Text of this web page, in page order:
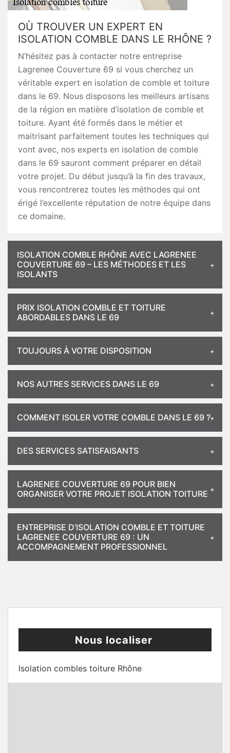
OÙ TROUVER UN EXPERT EN
ISOLATION COMBLE DANS LE RHÔNE ?
N’hésitez pas à contacter notre entreprise
Lagrenee Couverture 69 si vous cherchez un
véritable expert en isolation de comble et toiture
dans le 69. Nous disposons les meilleurs artisans
de la région en matière d’isolation de comble et
toiture. Ayant été formés dans le métier et
maitrisant parfaitement toutes les techniques qui
vont avec, nos experts en isolation de comble
dans le 69 sauront comment préparer en détail
votre projet. Du début jusqu’à la fin des travaux,
vous rencontrerez toutes les méthodes qui ont
érigé l’excellente réputation de notre équipe dans
ce domaine.
ISOLATION COMBLE RHÔNE AVEC LAGRENEE
COUVERTURE 69 – LES MÉTHODES ET LES
ISOLANTS
PRIX ISOLATION COMBLE ET TOITURE
ABORDABLES DANS LE 69
TOUJOURS À VOTRE DISPOSITION
NOS AUTRES SERVICES DANS LE 69
COMMENT ISOLER VOTRE COMBLE DANS LE 69 ?
DES SERVICES SATISFAISANTS
LAGRENEE COUVERTURE 69 POUR BIEN
ORGANISER VOTRE PROJET ISOLATION TOITURE
ENTREPRISE D’ISOLATION COMBLE ET TOITURE
LAGRENEE COUVERTURE 69 : UN
ACCOMPAGNEMENT PROFESSIONNEL
Nous localiser
Isolation combles toiture Rhône